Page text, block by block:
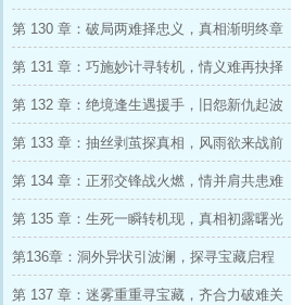
第 130 章：破局两难择忠义，真相渐明终章
第 131 章：巧施妙计寻转机，情义难再抉择
第 132 章：绝境逢生遇援手，旧怨新仇起波
第 133 章：抽丝剥茧探真相，风雨欲来战前
第 134 章：正邪交锋战火燃，情并肩共患难
第 135 章：生死一瞬转机现，真相初露曙光
第136章：洞外异状引波澜，探寻宝藏启程
第 137 章：迷雾重重寻宝藏，齐合力破难关